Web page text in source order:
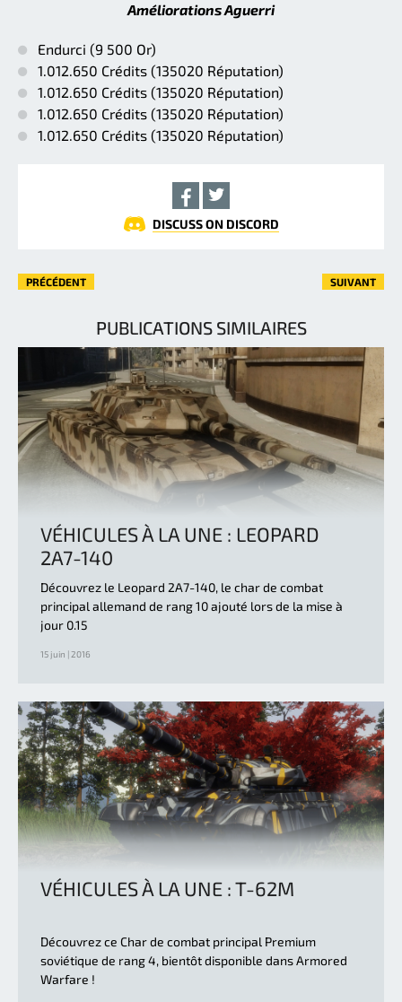
Améliorations Aguerri
Endurci (9 500 Or)
1.012.650 Crédits (135020 Réputation)
1.012.650 Crédits (135020 Réputation)
1.012.650 Crédits (135020 Réputation)
1.012.650 Crédits (135020 Réputation)
DISCUSS ON DISCORD
PRÉCÉDENT SUIVANT
PUBLICATIONS SIMILAIRES
VÉHICULES À LA UNE : LEOPARD
2A7-140
Découvrez le Leopard 2A7-140, le char de combat
principal allemand de rang 10 ajouté lors de la mise à
jour 0.15
15 juin | 2016
VÉHICULES À LA UNE : T-62M
Découvrez ce Char de combat principal Premium
soviétique de rang 4, bientôt disponible dans Armored
Warfare !